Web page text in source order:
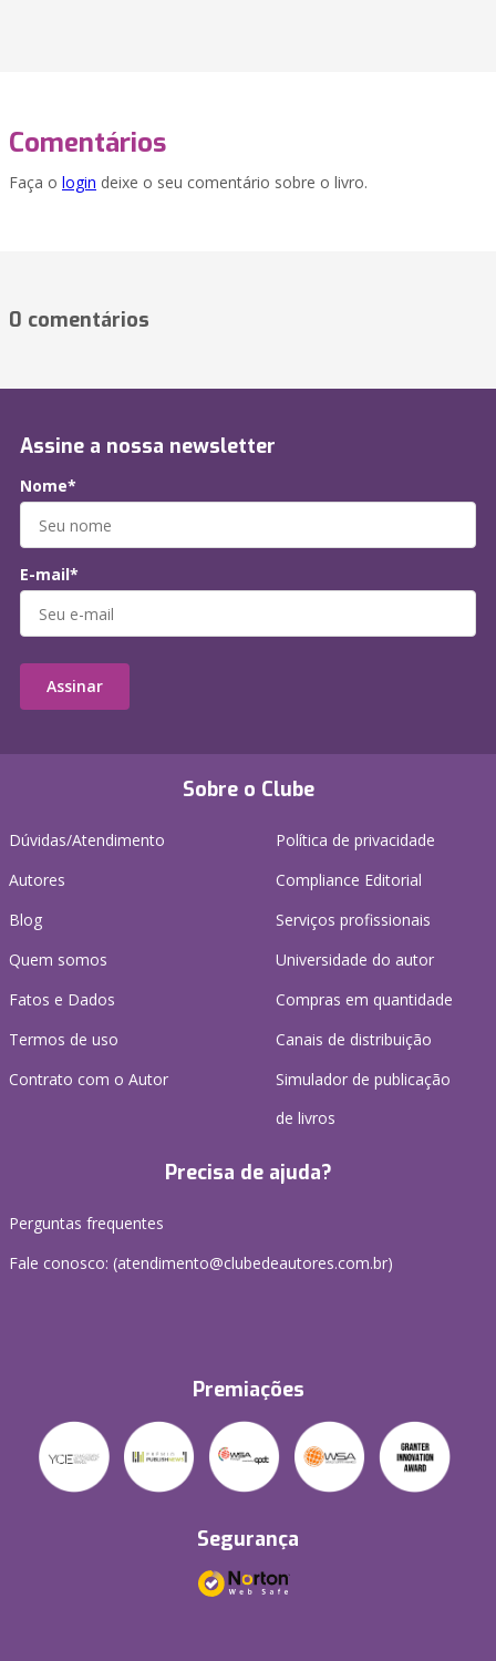
Comentários
Faça o login deixe o seu comentário sobre o livro.
0 comentários
Sobre o Clube
Dúvidas/Atendimento
Autores
Blog
Quem somos
Fatos e Dados
Termos de uso
Contrato com o Autor
Política de privacidade
Compliance Editorial
Serviços profissionais
Universidade do autor
Compras em quantidade
Canais de distribuição
Simulador de publicação
de livros
Precisa de ajuda?
Perguntas frequentes
Fale conosco: (atendimento@clubedeautores.com.br)
Premiações
Segurança
Assine a nossa newsletter
Nome*
E-mail*
Assinar